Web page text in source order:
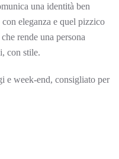
una identità ben
eleganza e quel pizzico
rende una persona
con stile.
e week-end, consigliato per